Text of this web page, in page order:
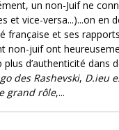
un non-Juif ne
et vice-versa...)...on en
française et ses
non-juif ont
d’authenticité dans
des Rashevski, D.ieu
grand rôle,...